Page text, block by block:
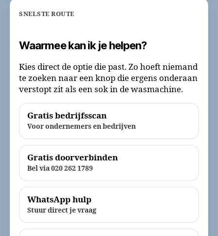
SNELSTE ROUTE
Waarmee kan ik je helpen?
Kies direct de optie die past. Zo hoeft niemand
te zoeken naar een knop die ergens onderaan
verstopt zit als een sok in de wasmachine.
Gratis bedrijfsscan
Voor ondernemers en bedrijven
Gratis doorverbinden
Bel via 020 262 1789
WhatsApp hulp
Stuur direct je vraag